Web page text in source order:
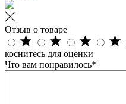
Отзыв о товаре
коснитесь для оценки
Что вам понравилось*